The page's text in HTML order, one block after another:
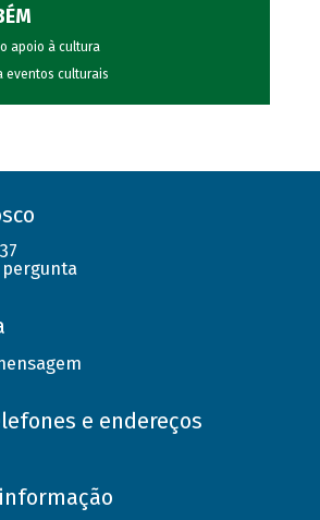
o apoio à cultura
eventos culturais
pergunta
e endereços